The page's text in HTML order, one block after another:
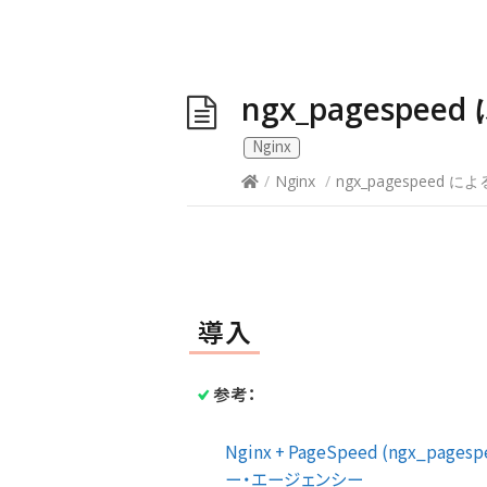
ngx_pagespeed
Nginx
/ Nginx / ngx_pagespeed に
導入
参考：
Nginx + PageSpeed
ー・エージェンシー